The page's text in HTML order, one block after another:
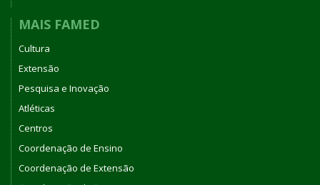
MAIS FAMED
Cultura
Extensão
Pesquisa e Inovação
Atléticas
Centros
Coordenação de Ensino
Coordenação de Extensão